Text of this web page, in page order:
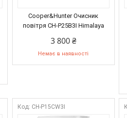
Cooper&Hunter Очисник
повітря CH-P25B3I Himalaya
3 800 ₴
Немає в наявності
CH-P15CW3I